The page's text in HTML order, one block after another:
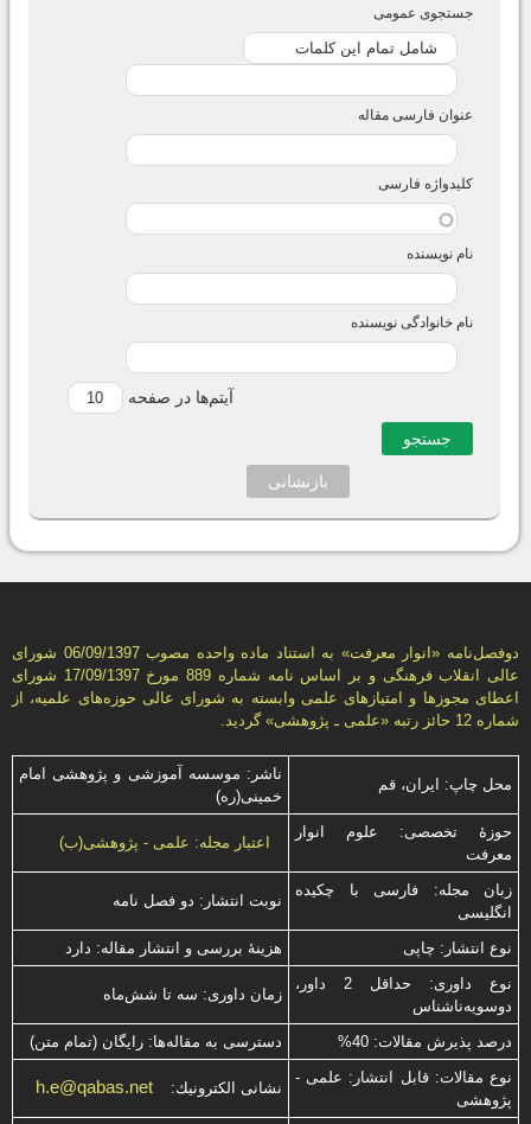
جستجوی عمومی
عنوان فارسی مقاله
کلیدواژه فارسی
نام نویسنده
نام خانوادگی نویسنده
آیتم‌ها در صفحه
دوفصل‌نامه «انوار معرفت» به استناد ماده واحده مصوب 06/09/1397 شورای
عالی انقلاب فرهنگی و بر اساس نامه شماره 889 مورخ 17/09/1397 شورای
اعطای مجوزها و امتيازهای علمی وابسته به شورای عالی حوزه‌های علميه، از
شماره 12 حائز رتبه «علمی ـ پژوهشی» گرديد.
محل چاپ: ایران، قم
ناشر: موسسه آموزشی و پژوهشی امام
خمینی(ره)
حوزۀ تخصصی: علوم انوار
معرفت
اعتبار مجله: علمی - پژوهشی(ب)
زبان مجله: فارسی با چكیده
انگلیسی
نوبت انتشار: دو فصل نامه
نوع انتشار: چاپی
هزینۀ بررسی و انتشار مقاله: دارد
نوع داوری: حداقل 2 داور،
دوسویه‌ناشناس
زمان داوری: سه تا شش‌ماه
درصد پذیرش مقالات: 40%
دسترسی به مقاله‌ها: رایگان (تمام متن)
نوع مقالات: قابل انتشار: علمی -
پژوهشی
نشانی الكترونیك: h.e@qabas.net